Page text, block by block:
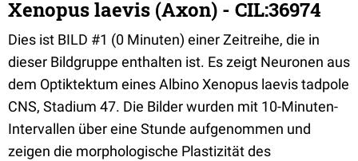
Xenopus laevis (Axon) - CIL:36974
Dies ist BILD #1 (0 Minuten) einer Zeitreihe, die in
dieser Bildgruppe enthalten ist. Es zeigt Neuronen aus
dem Optiktektum eines Albino Xenopus laevis tadpole
CNS, Stadium 47. Die Bilder wurden mit 10-Minuten-
Intervallen über eine Stunde aufgenommen und
zeigen die morphologische Plastizität des